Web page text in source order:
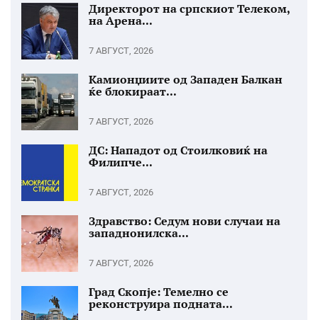
Директорот на српскиот Телеком,
на Арена...
7 АВГУСТ, 2026
Камионџиите од Западен Балкан
ќе блокираат...
7 АВГУСТ, 2026
ДС: Нападот од Стоилковиќ на
Филипче...
7 АВГУСТ, 2026
Здравство: Седум нови случаи на
западнонилска...
7 АВГУСТ, 2026
Град Скопје: Темелно се
реконструира подната...